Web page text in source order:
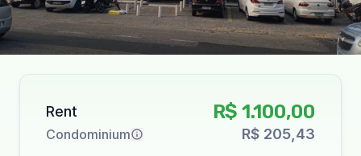
Rent R$ 1.100,00
Condominium R$ 205,43